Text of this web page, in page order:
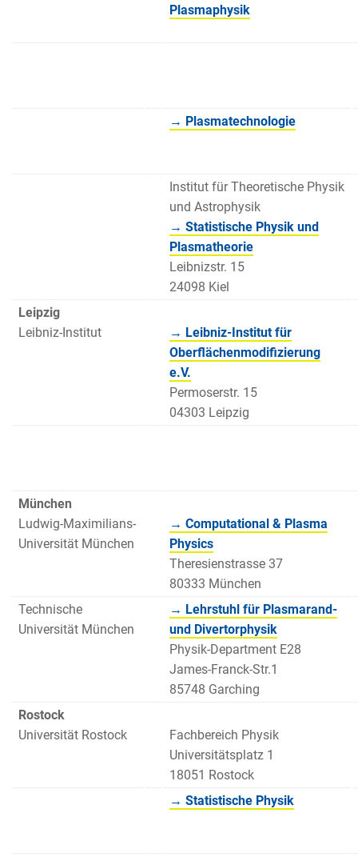
Plasmaphysik
→ Plasmatechnologie
Institut für Theoretische Physik
und Astrophysik
→ Statistische Physik und
Plasmatheorie
Leibnizstr. 15
24098 Kiel
Leipzig
Leibniz-Institut
→ Leibniz-Institut für
Oberflächenmodifizierung
e.V.
Permoserstr. 15
04303 Leipzig
München
Ludwig-Maximilians-
Universität München
→ Computational & Plasma
Physics
Theresienstrasse 37
80333 München
Technische
Universität München
→ Lehrstuhl für Plasmarand-
und Divertorphysik
Physik-Department E28
James-Franck-Str.1
85748 Garching
Rostock
Universität Rostock
Fachbereich Physik
Universitätsplatz 1
18051 Rostock
→ Statistische Physik